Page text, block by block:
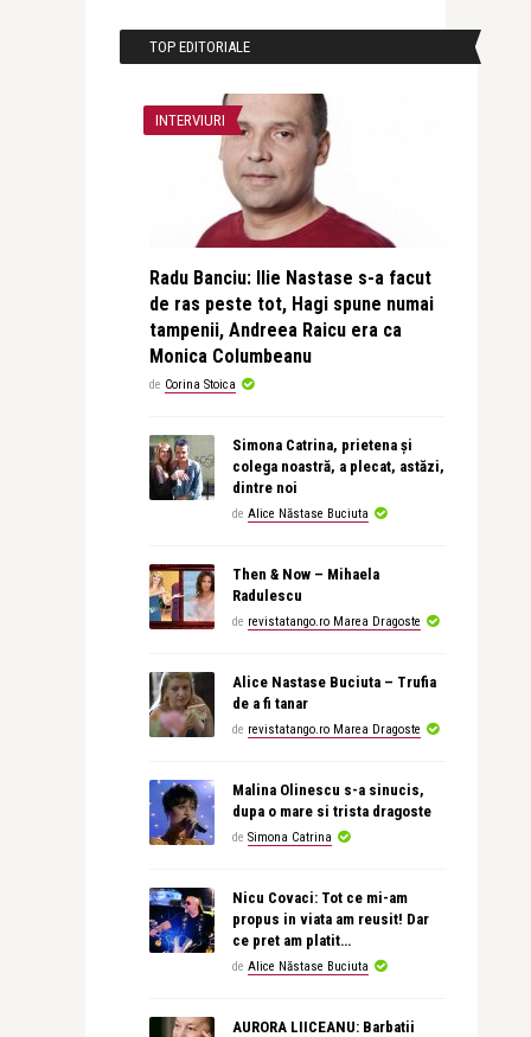
TOP EDITORIALE
INTERVIURI
Radu Banciu: Ilie Nastase s-a facut
de ras peste tot, Hagi spune numai
tampenii, Andreea Raicu era ca
Monica Columbeanu
de Corina Stoica
Simona Catrina, prietena și
colega noastră, a plecat, astăzi,
dintre noi
de Alice Năstase Buciuta
Then & Now – Mihaela
Radulescu
de revistatango.ro Marea Dragoste
Alice Nastase Buciuta – Trufia
de a fi tanar
de revistatango.ro Marea Dragoste
Malina Olinescu s-a sinucis,
dupa o mare si trista dragoste
de Simona Catrina
Nicu Covaci: Tot ce mi-am
propus in viata am reusit! Dar
ce pret am platit…
de Alice Năstase Buciuta
AURORA LIICEANU: Barbatii